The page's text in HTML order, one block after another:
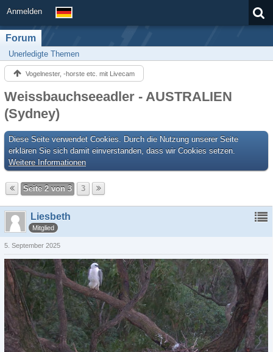
Anmelden
Forum
Unerledigte Themen
Vogelnester, -horste etc. mit Livecam
Weissbauchseeadler - AUSTRALIEN
(Sydney)
Diese Seite verwendet Cookies. Durch die Nutzung unserer Seite
erklären Sie sich damit einverstanden, dass wir Cookies setzen.
Weitere Informationen
Seite 2 von 3 3
Liesbeth
Mitglied
5. September 2025